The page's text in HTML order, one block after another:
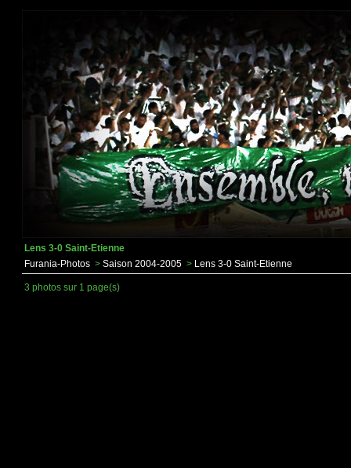
Lens 3-0 Saint-Etienne
Furania-Photos > Saison 2004-2005 > Lens 3-0 Saint-Etienne
3 photos sur 1 page(s)